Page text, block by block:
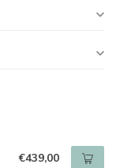
€439,00